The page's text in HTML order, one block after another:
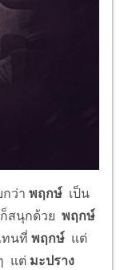
ว่า พฤกษ์ เป็น
สนุกด้วย พฤกษ์
นที่ พฤกษ์ แต่
แต่ มะปราง